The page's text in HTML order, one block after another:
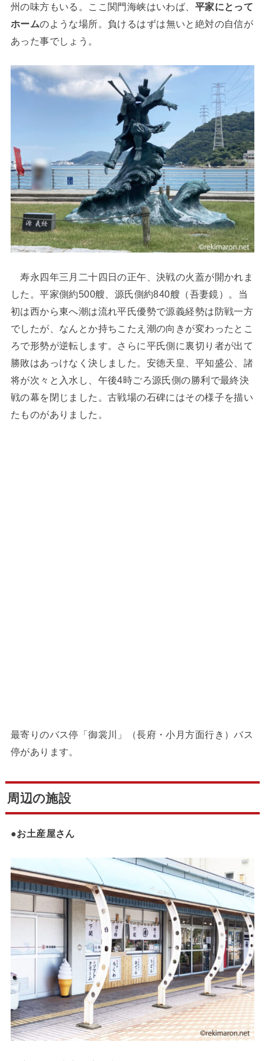
州の味方もいる。ここ関門海峡はいわば、 平家にとって
ホームのような場所。負けるはずは無いと絶対の自信が
あった事でしょう。
寿永四年三月二十四日の正午、決戦の火蓋が開かれま
した。平家側約500艘、源氏側約840艘（吾妻鏡）。当
初は西から東へ潮は流れ平氏優勢で源義経勢は防戦一方
でしたが、なんとか持ちこたえ潮の向きが変わったとこ
ろで形勢が逆転します。さらに平氏側に裏切り者が出て
勝敗はあっけなく決しました。安徳天皇、平知盛公、諸
将が次々と入水し、午後4時ごろ源氏側の勝利で最終決
戦の幕を閉じました。古戦場の石碑にはその様子を描い
たものがありました。
最寄りのバス停「御裳川」（長府・小月方面行き）バス
停があります。
周辺の施設
●お土産屋さん